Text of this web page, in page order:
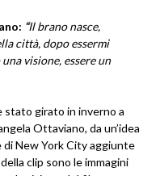
“Il brano nasce,
città, dopo essermi
visione, essere un
stato girato in inverno a
Ottaviano, da un’idea
di New York City aggiunte
clip sono le immagini